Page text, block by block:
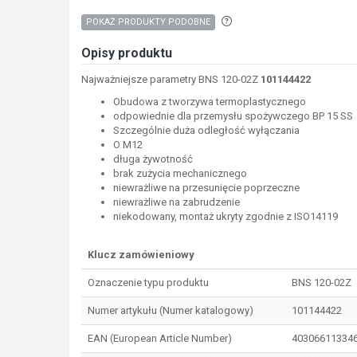
POKAŻ PRODUKTY PODOBNE
Opisy produktu
Najważniejsze parametry BNS 120-02Z 101144422
Obudowa z tworzywa termoplastycznego
odpowiednie dla przemysłu spożywczego BP 15 SS
Szczególnie duża odległość wyłączania
O M12
długa żywotność
brak zużycia mechanicznego
niewrażliwe na przesunięcie poprzeczne
niewrażliwe na zabrudzenie
niekodowany, montaż ukryty zgodnie z ISO14119
Klucz zamówieniowy
Oznaczenie typu produktu BNS 120-02Z
Numer artykułu (Numer katalogowy) 101144422
EAN (European Article Number)